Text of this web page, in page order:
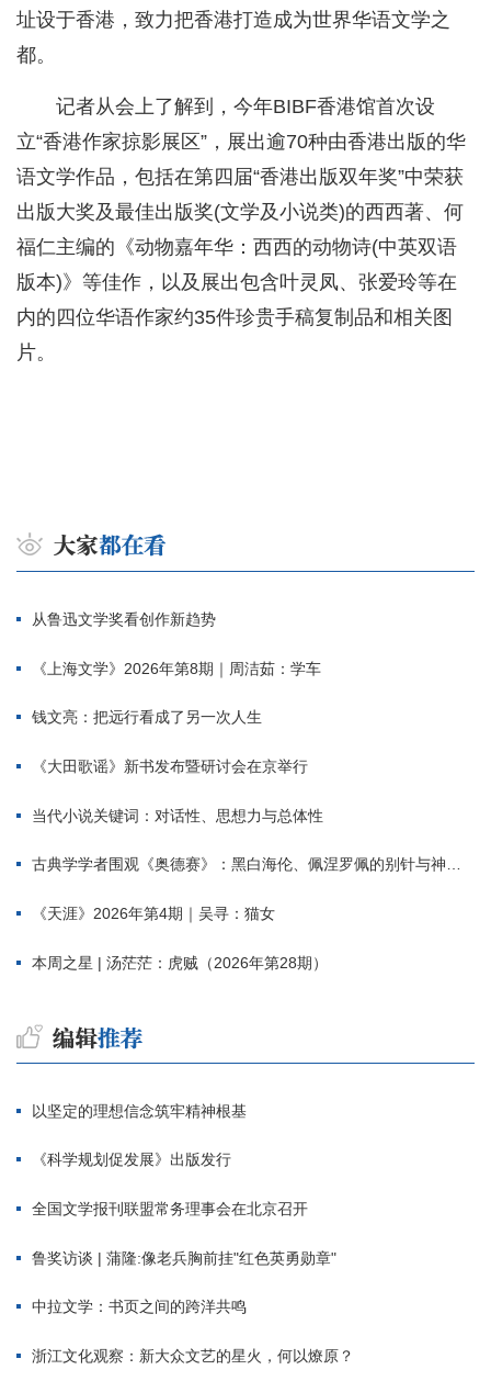
址设于香港，致力把香港打造成为世界华语文学之
都。
记者从会上了解到，今年BIBF香港馆首次设
立“香港作家掠影展区”，展出逾70种由香港出版的华
语文学作品，包括在第四届“香港出版双年奖”中荣获
出版大奖及最佳出版奖(文学及小说类)的西西著、何
福仁主编的《动物嘉年华：西西的动物诗(中英双语
版本)》等佳作，以及展出包含叶灵凤、张爱玲等在
内的四位华语作家约35件珍贵手稿复制品和相关图
片。
从鲁迅文学奖看创作新趋势
《上海文学》2026年第8期｜周洁茹：学车
钱文亮：把远行看成了另一次人生
《大田歌谣》新书发布暨研讨会在京举行
当代小说关键词：对话性、思想力与总体性
古典学学者围观《奥德赛》：黑白海伦、佩涅罗佩的别针与神秘入侵者
《天涯》2026年第4期｜吴寻：猫女
本周之星 | 汤茫茫：虎贼（2026年第28期）
以坚定的理想信念筑牢精神根基
《科学规划促发展》出版发行
全国文学报刊联盟常务理事会在北京召开
鲁奖访谈 | 蒲隆:像老兵胸前挂"红色英勇勋章"
中拉文学：书页之间的跨洋共鸣
浙江文化观察：新大众文艺的星火，何以燎原？